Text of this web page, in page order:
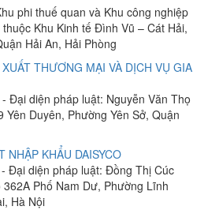
phi thuế quan và Khu công nghiệp
Khu Kinh tế Đình Vũ – Cát Hải,
Hải An, Hải Phòng
THƯƠNG MẠI VÀ DỊCH VỤ GIA
- Đại diện pháp luật: Nguyễn Văn Thọ
Duyên, Phường Yên Sở, Quận
NHẬP KHẨU DAISYCO
- Đại diện pháp luật: Đồng Thị Cúc
Phố Nam Dư, Phường Lĩnh
Hà Nội